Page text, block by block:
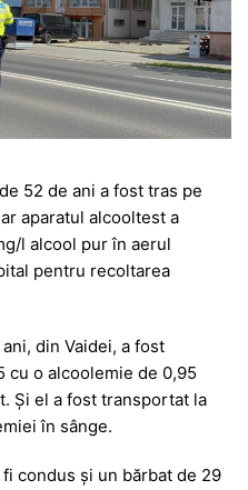
52 de ani a fost tras pe
aparatul alcooltest a
l alcool pur în aerul
pentru recoltarea
din Vaidei, a fost
cu o alcoolemie de 0,95
Și el a fost transportat la
în sânge.
condus și un bărbat de 29